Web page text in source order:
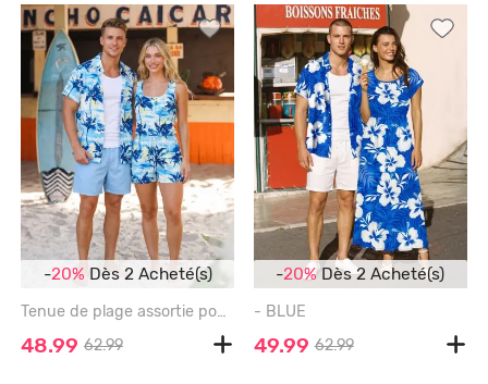
-20% Dès 2 Acheté(s)
Tenue de plage assortie pour couples : chemise hawaïenne et combinaison courte motif cocotier et mer - BLUE
48.99 62.99
-20%Dès 2 Acheté(s)
- BLUE
49.99 62.99